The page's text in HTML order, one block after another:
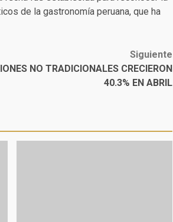
de la gastronomía peruana, que ha
Siguiente
NO TRADICIONALES CRECIERON
40.3% EN ABRIL